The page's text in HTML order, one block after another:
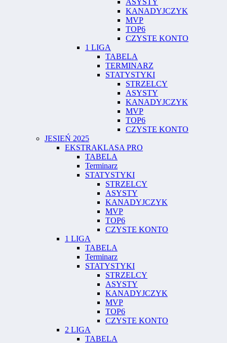
KANADYJCZYK
MVP
TOP6
CZYSTE KONTO
1 LIGA
TABELA
TERMINARZ
STATYSTYKI
STRZELCY
ASYSTY
KANADYJCZYK
MVP
TOP6
CZYSTE KONTO
JESIEŃ 2025
EKSTRAKLASA PRO
TABELA
Terminarz
STATYSTYKI
STRZELCY
ASYSTY
KANADYJCZYK
MVP
TOP6
CZYSTE KONTO
1 LIGA
TABELA
Terminarz
STATYSTYKI
STRZELCY
ASYSTY
KANADYJCZYK
MVP
TOP6
CZYSTE KONTO
2 LIGA
TABELA